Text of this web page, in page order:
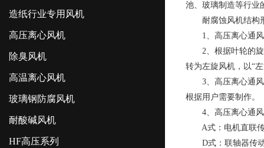
造纸行业专用风机
高压离心风机
除臭风机
高温离心风机
玻璃钢防腐风机
耐酸碱风机
HF高压系列
池、玻璃制造等行业
耐腐蚀风机结构
1、高压离心通风
2、根据叶轮的旋
转为左旋风机，以“
3、高压离心通风机
根据用户需要制作。
4、高压离心通风
A式：电机直联传
D式：联轴器传动